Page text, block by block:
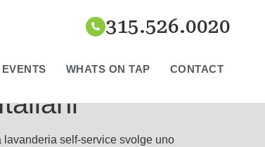
315.526.0020
EVENTS WHATS ON TAP CONTACT
lavanderia self-service svolge uno